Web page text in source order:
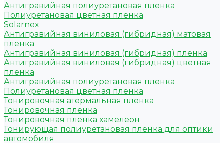
Антигравийная полиуретановая пленка
Полиуретановая цветная пленка
Solarnex
Антигравийная виниловая (гибридная) матовая
пленка
Антигравийная виниловая (гибридная) пленка
Антигравийная виниловая (гибридная) цветная
пленка
Антигравийная полиуретановая пленка
Полиуретановая цветная пленка
Тонировочная атермальная пленка
Тонировочная пленка
Тонировочная пленка хамелеон
Тонирующая полиуретановая пленка для оптики
автомобиля